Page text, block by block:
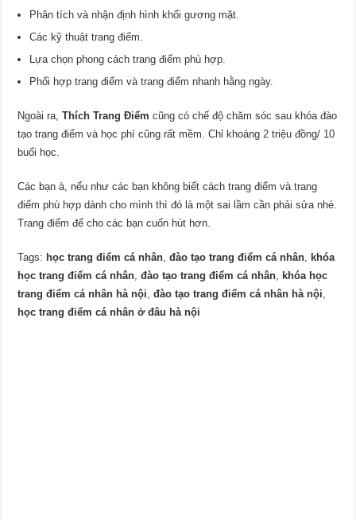
Phân tích và nhận định hình khối gương mặt.
Các kỹ thuật trang điểm.
Lựa chọn phong cách trang điểm phù hợp.
Phối hợp trang điểm và trang điểm nhanh hằng ngày.
Ngoài ra,Thích Trang Điểm cũng có chế độ chăm sóc sau khóa đào
tạo trang điểm và học phí cũng rất mềm. Chỉ khoảng 2 triệu đồng/ 10
buổi học.
Các bạn à, nếu như các bạn không biết cách trang điểm và trang
điểm phù hợp dành cho mình thì đó là một sai lầm cần phải sửa nhé.
Trang điểm để cho các bạn cuốn hút hơn.
Tags: học trang điểm cá nhân,đào tạo trang điểm cá nhân, khóa
học trang điểm cá nhân,đào tạo trang điểm cá nhân, khóa học
trang điểm cá nhân hà nội,đào tạo trang điểm cá nhân hà nội,
học trang điểm cá nhân ở đâu hà nội